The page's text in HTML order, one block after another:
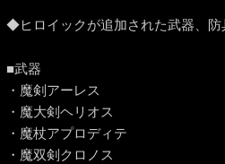
◆ヒロイックが追加された武器、防
■武器
・魔剣アーレス
・魔大剣ヘリオス
・魔杖アプロディテ
・魔双剣クロノス